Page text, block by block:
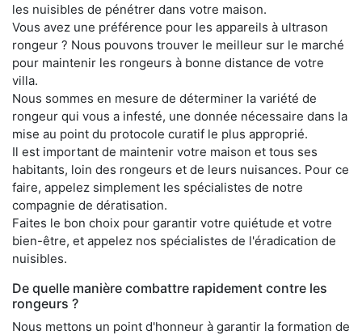
les nuisibles de pénétrer dans votre maison.
Vous avez une préférence pour les appareils à ultrason
rongeur ? Nous pouvons trouver le meilleur sur le marché
pour maintenir les rongeurs à bonne distance de votre
villa.
Nous sommes en mesure de déterminer la variété de
rongeur qui vous a infesté, une donnée nécessaire dans la
mise au point du protocole curatif le plus approprié.
Il est important de maintenir votre maison et tous ses
habitants, loin des rongeurs et de leurs nuisances. Pour ce
faire, appelez simplement les spécialistes de notre
compagnie de dératisation.
Faites le bon choix pour garantir votre quiétude et votre
bien-être, et appelez nos spécialistes de l'éradication de
nuisibles.
De quelle manière combattre rapidement contre les
rongeurs ?
Nous mettons un point d'honneur à garantir la formation de